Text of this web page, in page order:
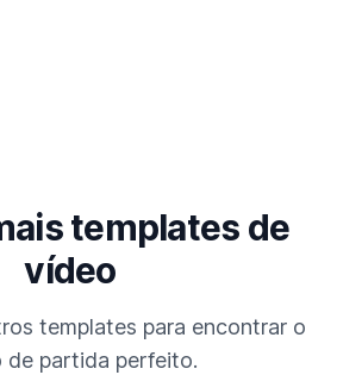
templates de
vídeo
templates para encontrar o
de partida perfeito.